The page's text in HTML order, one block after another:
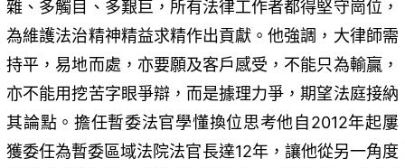
雜、多觸目、多艱巨，所有法律工作者都得堅守崗位，
為維護法治精神精益求精作出貢獻。他強調，大律師需
持平，易地而處，亦要願及客戶感受，不能只為輸贏，
亦不能用挖苦字眼爭辯，而是據理力爭，期望法庭接納
其論點。擔任暫委法官學懂換位思考他自2012年起屢
獲委任為暫委區域法院法官長達12年，讓他從另一角度